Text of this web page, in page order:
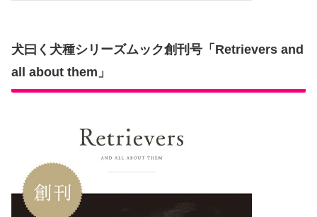
犬曰く犬種シリーズムック創刊号「Retrievers and
all about them」